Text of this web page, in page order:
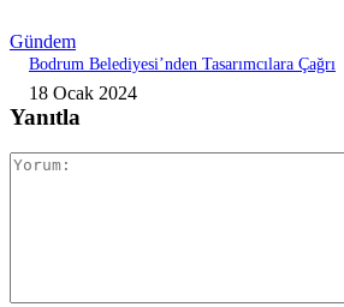
Gündem
Bodrum Belediyesi’nden Tasarımcılara Çağrı
18 Ocak 2024
Yanıtla